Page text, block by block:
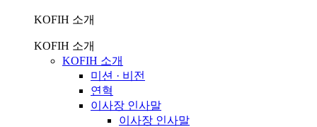
KOFIH 소개
KOFIH 소개
KOFIH 소개
미션 · 비전
연혁
이사장 인사말
이사장 인사말